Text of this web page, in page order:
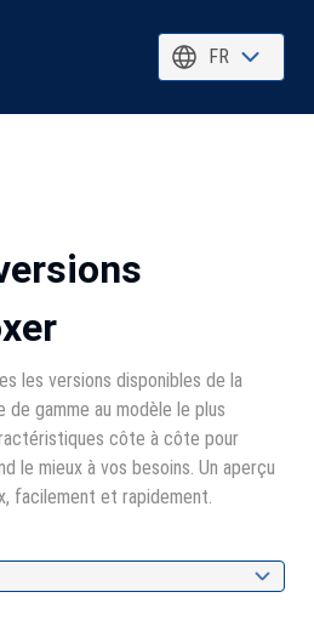
FR
les versions disponibles de la
gamme au modèle le plus
côte à côte pour
le mieux à vos besoins. Un aperçu
facilement et rapidement.